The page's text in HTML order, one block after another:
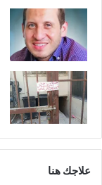
علاجك هنا